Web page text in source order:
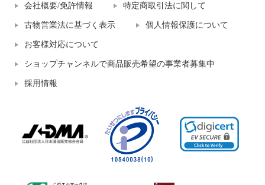
会社概要/免許情報 特定商取引法に関して
古物営業法に基づく表示 個人情報保護について
お客様対応について
ショップチャンネルで商品販売希望の事業者募集中
採用情報